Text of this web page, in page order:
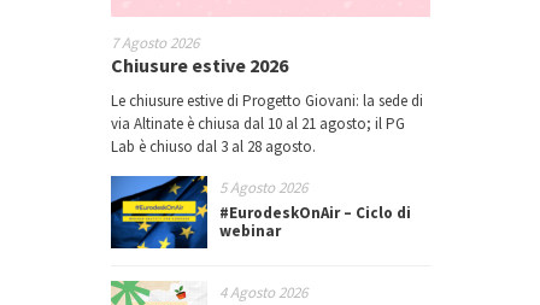
7 Agosto 2026
Chiusure estive 2026
Le chiusure estive di Progetto Giovani: la sede di
via Altinate è chiusa dal 10 al 21 agosto; il PG
Lab è chiuso dal 3 al 28 agosto.
5 Agosto 2026
#EurodeskOnAir – Ciclo di
webinar
4 Agosto 2026